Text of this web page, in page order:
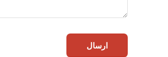
ارسال